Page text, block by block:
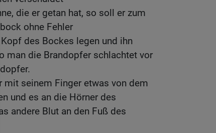
die er getan hat, so soll er zum
ohne Fehler
des Bockes legen und ihn
man die Brandopfer schlachtet vor
mit seinem Finger etwas von dem
und es an die Hörner des
andere Blut an den Fuß des